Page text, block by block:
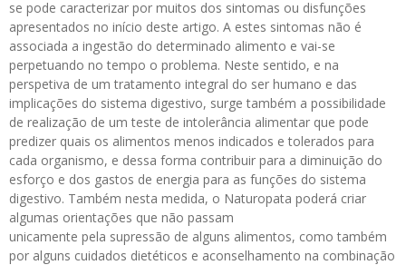
se pode caracterizar por muitos dos sintomas ou disfunções
apresentados no início deste artigo. A estes sintomas não é
associada a ingestão do determinado alimento e vai-se
perpetuando no tempo o problema. Neste sentido, e na
perspetiva de um tratamento integral do ser humano e das
implicações do sistema digestivo, surge também a possibilidade
de realização de um teste de intolerância alimentar que pode
predizer quais os alimentos menos indicados e tolerados para
cada organismo, e dessa forma contribuir para a diminuição do
esforço e dos gastos de energia para as funções do sistema
digestivo. Também nesta medida, o Naturopata poderá criar
algumas orientações que não passam
unicamente pela supressão de alguns alimentos, como também
por alguns cuidados dietéticos e aconselhamento na combinação